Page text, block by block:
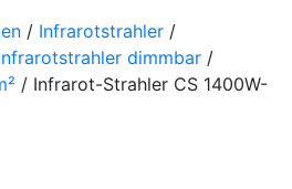
/ Infrarotstrahler /
dimmbar /
/ Infrarot-Strahler CS 1400W-